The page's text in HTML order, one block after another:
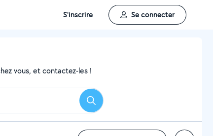
S'inscrire Se connecter
vous, et contactez-les !
Rechercher